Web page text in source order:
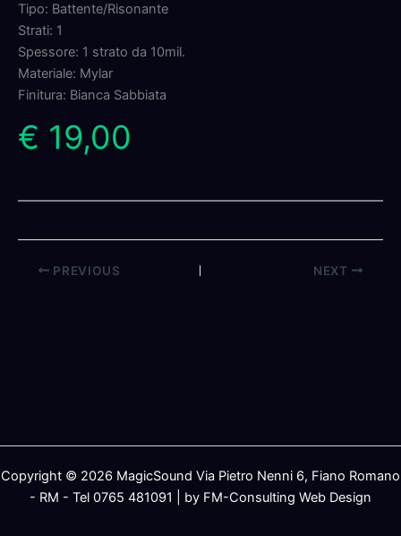
Tipo: Battente/Risonante
Strati: 1
Spessore: 1 strato da 10mil.
Materiale: Mylar
Finitura: Bianca Sabbiata
€ 19,00
PREVIOUS NEXT
Copyright © 2026 MagicSound Via Pietro Nenni 6, Fiano Romano
- RM - Tel 0765 481091 | by FM-Consulting Web Design